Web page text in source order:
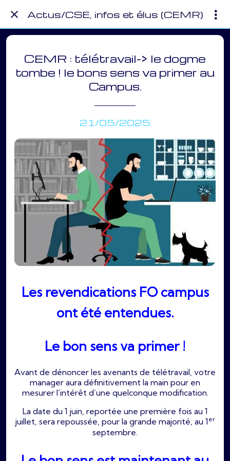
Actus/CSE, infos et élus (CEMR)
CEMR : télétravail-> le dogme
tombe ! le bons sens va primer au
Campus.
21/05/2025
Les revendications FO campus
ont été entendues.
Le bon sens va primer !
Avant de dénoncer les avenants de télétravail, votre
manager aura définitivement la main pour en
mesurer l’intérêt d’une quelconque modification.
La date du 1 juin, reportée une première fois au 1
juillet, sera repoussée, pour la grande majorité, au 1 er
septembre.